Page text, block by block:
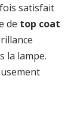
satisfait
de top coat
la lampe.